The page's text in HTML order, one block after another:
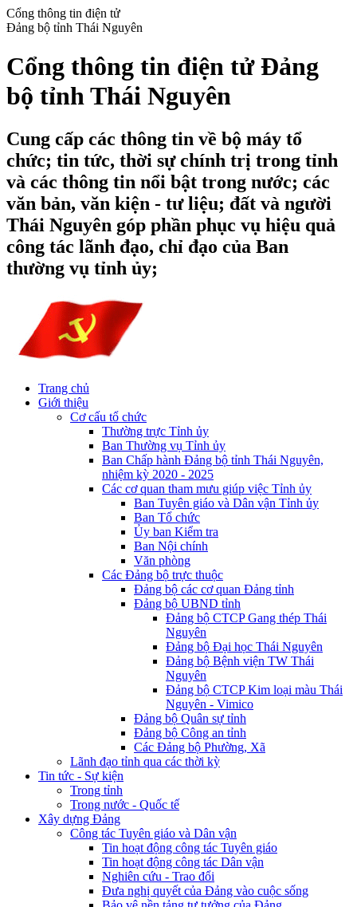
Cổng thông tin điện tử
Đảng bộ tỉnh Thái Nguyên
Cổng thông tin điện tử Đảng
bộ tỉnh Thái Nguyên
Cung cấp các thông tin về bộ máy tổ
chức; tin tức, thời sự chính trị trong tỉnh
và các thông tin nổi bật trong nước; các
văn bản, văn kiện - tư liệu; đất và người
Thái Nguyên góp phần phục vụ hiệu quả
công tác lãnh đạo, chỉ đạo của Ban
thường vụ tỉnh ủy;
Trang chủ
Giới thiệu
Cơ cấu tổ chức
Thường trực Tỉnh ủy
Ban Thường vụ Tỉnh ủy
Ban Chấp hành Đảng bộ tỉnh Thái Nguyên,
nhiệm kỳ 2020 - 2025
Các cơ quan tham mưu giúp việc Tỉnh ủy
Ban Tuyên giáo và Dân vận Tỉnh ủy
Ban Tổ chức
Ủy ban Kiểm tra
Ban Nội chính
Văn phòng
Các Đảng bộ trực thuộc
Đảng bộ các cơ quan Đảng tỉnh
Đảng bộ UBND tỉnh
Đảng bộ CTCP Gang thép Thái
Nguyên
Đảng bộ Đại học Thái Nguyên
Đảng bộ Bệnh viện TW Thái
Nguyên
Đảng bộ CTCP Kim loại màu Thái
Nguyên - Vimico
Đảng bộ Quân sự tỉnh
Đảng bộ Công an tỉnh
Các Đảng bộ Phường, Xã
Lãnh đạo tỉnh qua các thời kỳ
Tin tức - Sự kiện
Trong tỉnh
Trong nước - Quốc tế
Xây dựng Đảng
Công tác Tuyên giáo và Dân vận
Tin hoạt động công tác Tuyên giáo
Tin hoạt động công tác Dân vận
Nghiên cứu - Trao đổi
Đưa nghị quyết của Đảng vào cuộc sống